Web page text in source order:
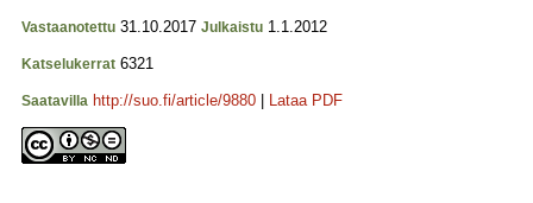
Vastaanotettu 31.10.2017 Julkaistu 1.1.2012
Katselukerrat 6321
Saatavilla http://suo.fi/article/9880 Lataa PDF